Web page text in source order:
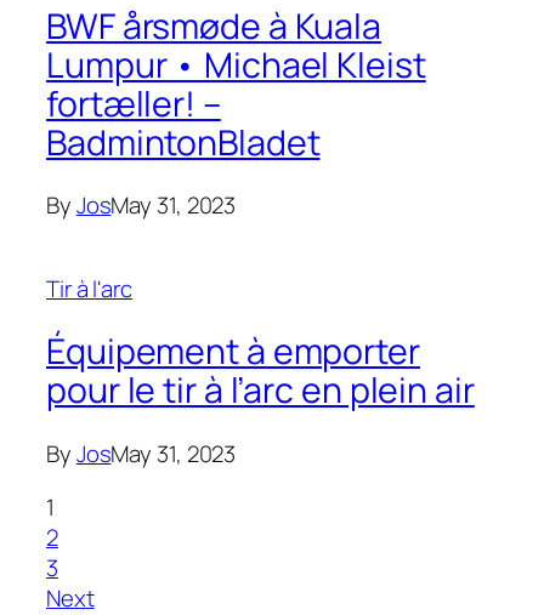
BWF årsmøde à Kuala
Lumpur • Michael Kleist
fortæller! –
BadmintonBladet
ByJosMay 31, 2023
Tir à l'arc
Équipement à emporter
pour le tir à l’arc en plein air
ByJosMay 31, 2023
1
2
3
Next